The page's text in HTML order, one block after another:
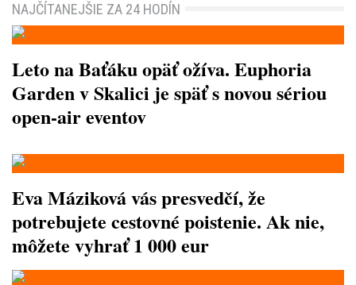
NAJČÍTANEJŠIE ZA 24 HODÍN
Leto na Baťáku opäť ožíva. Euphoria
Garden v Skalici je späť s novou sériou
open-air eventov
Eva Máziková vás presvedčí, že
potrebujete cestovné poistenie. Ak nie,
môžete vyhrať 1 000 eur